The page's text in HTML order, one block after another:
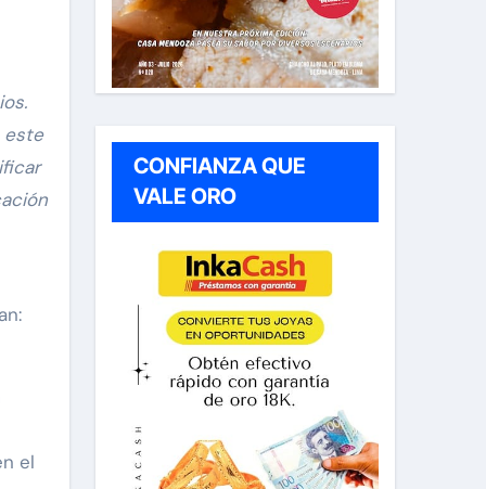
este
el
CONFIANZA QUE
VALE ORO